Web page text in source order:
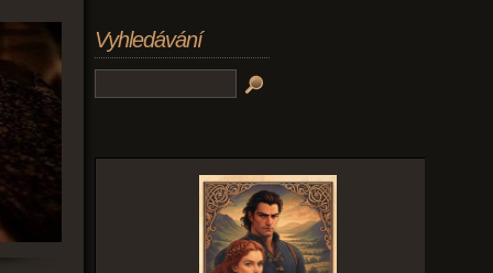
Vyhledávání